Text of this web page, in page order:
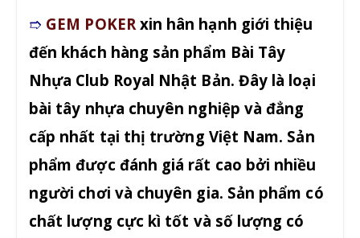
➱ GEM POKERxin hân hạnh giới thiệu
đến khách hàng sản phẩm Bài Tây
Nhựa Club Royal Nhật Bản. Đây là loại
bài tây nhựa chuyên nghiệp và đẳng
cấp nhất tại thị trường Việt Nam. Sản
phẩm được đánh giá rất cao bởi nhiều
người chơi và chuyên gia. Sản phẩm có
chất lượng cực kì tốt và số lượng có